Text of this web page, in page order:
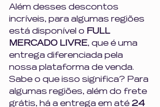
Além desses descontos
incríveis, para algumas regiões
está disponível o FULL
MERCADO LIVRE, que é uma
entrega diferenciada pela
nossa plataforma de venda.
Sabe o que isso significa? Para
algumas regiões, além do frete
grátis, há a entrega em até 24